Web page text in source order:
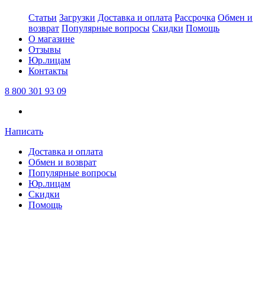
Статьи Загрузки Доставка и оплата Рассрочка Обмен и
возврат Популярные вопросы Скидки Помощь
О магазине
Отзывы
Юр.лицам
Контакты
8 800 301 93 09
Написать
Доставка и оплата
Обмен и возврат
Популярные вопросы
Юр.лицам
Скидки
Помощь